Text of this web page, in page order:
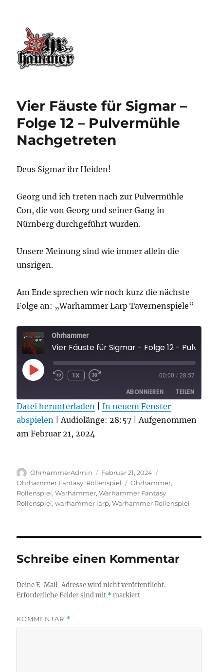
Ohrhammer.online
Vier Fäuste für Sigmar –
Folge 12 – Pulvermühle
Nachgetreten
Deus Sigmar ihr Heiden!
Georg und ich treten nach zur Pulvermühle
Con, die von Georg und seiner Gang in
Nürnberg durchgeführt wurden.
Unsere Meinung sind wie immer allein die
unsrigen.
Am Ende sprechen wir noch kurz die nächste
Folge an: „Warhammer Larp Tavernenspiele“
Ohrhammer
PLAY
EPISODE
1X 00:00 / 28:57
ABONNIEREN TEILEN
RSS FEED
TEILEN
LINK
Datei herunterladen |In neuem Fenster
abspielen |Audiolänge: 28:57 |Aufgenommen
am Februar 21, 2024
Autor
OhrhammerAdmin
Veröffentlicht
am
Februar 21, 2024
Ohrhammer Fantasy, Rollenspiel Schlagwörter
Ohrhammer,
Rollenspiel,Warhammer,Warhammer Fantasy
Rollenspiel,warhammer larp,Warhammer Rollenspiel
Schreibe einen Kommentar
Deine E-Mail-Adresse wird nicht veröffentlicht.
Erforderliche Felder sind mit *markiert
KOMMENTAR *